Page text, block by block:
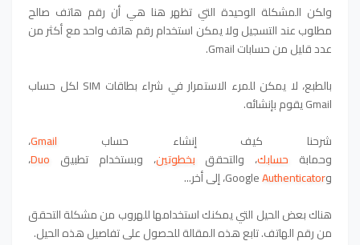
ولكن المشكلة الوحيدة التي تظهر هنا هي أن رقم هاتف صالح
مطلوب عند التسجيل ولا يمكن استخدام رقم هاتف واحد مع أكثر من
عدد قليل من حسابات Gmail.
بالطبع، لا يمكن للمرء الاستمرار في شراء بطاقات SIM لكل حساب
Gmail يقوم بإنشائه.
شرحنا كيف إنشاء حساب Gmail،
وحمابة حسابك، والتحقق بخطوتين، وبستخدام تطبيق Duo،
وGoogleAuthenticator ، إلى أخر...
هناك بعض الحيل التي يمكنك استخدامها للهروب من مشكلة التحقق
من رقم الهاتف. تابع هذه المقالة للحصول على تفاصيل هذه الحيل.